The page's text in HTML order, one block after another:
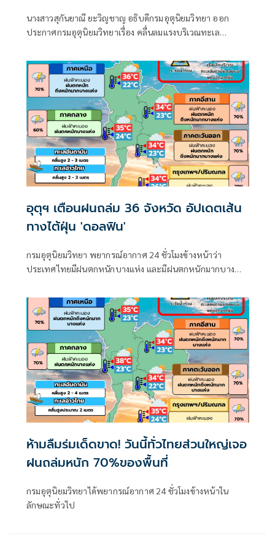
นางสาวสุกันยาณี ยะวิญชาญ อธิบดีกรมอุตุนิยมวิทยา ออก
ประกาศกรมอุตุนิยมวิทยาเรื่อง คลื่นลมแรงบริเวณทะเล
มากบริเวณประเทศไทย
อุตุฯ เตือนฝนถล่ม 36 จังหวัด อัปเดตเส้น
ทางไต้ฝุ่น 'ดอลฟิน'
กรมอุตุนิยมวิทยา พยากรณ์อากาศ 24 ชั่วโมงข้างหน้าว่า
ประเทศไทยมีฝนตกหนักบางแห่ง และมีฝนตกหนักมากบาง
ห้ามลืมร่มเด็ดขาด! วันนี้ทั่วไทยส่วนใหญ่เจอ
ฝนถล่มหนัก 70%ของพื้นที่
กรมอุตุนิยมวิทยาได้พยากรณ์อากาศ 24 ชั่วโมงข้างหน้าใน
ลักษณะทั่วไป